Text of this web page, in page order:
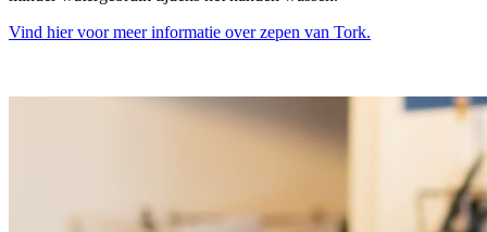
Vind hier voor meer informatie over zepen van Tork.